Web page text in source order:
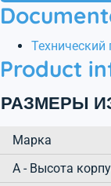
Технический
Product
РАЗМЕРЫ
Марка
А - Высота